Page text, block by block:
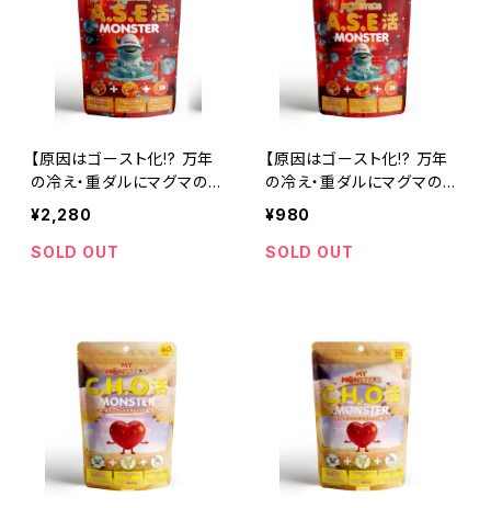
【原因はゴースト化!? 万年
の冷え・重ダルにマグマの熱
量】＜マイモンスターズ AS
E活 MONSTER サプリメン
ト＞ （ヒハツ200mg / 温
日分（30粒入り）)
¥2,280
SOLD OUT
【原因はゴースト化!? 万年
の冷え・重ダルにマグマの熱
量】＜マイモンスターズ AS
ト 10日分＞ （ヒハツ200m
¥980
SOLD OUT